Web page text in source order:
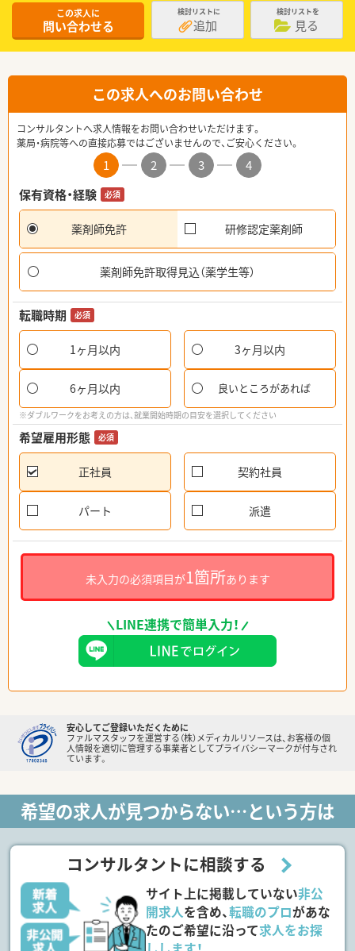
この求人に
問い合わせる
検討リストに
追加
検討リストを
見る
この求人へのお問い合わせ
コンサルタントへ求人情報をお問い合わせいただけます。
薬局・病院等への直接応募ではございませんので、ご安心ください。
1 2 3
4
保有資格・経験
必須
薬剤師免許 研修認定薬剤師
薬剤師免許取得見込（薬学生等）
転職時期 必須
1ヶ月以内 3ヶ月以内
6ヶ月以内 良いところがあれば
※ダブルワークをお考えの方は、就業開始時期の目安を選択してください
希望雇用形態 必須
正社員 契約社員
パート 派遣
未入力の必須項目が1箇所あります
LINE連携で簡単入力！
安心してご登録いただくために
ファルマスタッフを運営する（株）メディカルリソースは、お客様の個
人情報を適切に管理する事業者としてプライバシーマークが付与され
ています。
希望の求人が見つからない…という方は
コンサルタントに相談する
サイト上に掲載していない非公
開求人を含め、転職のプロがあな
たのご希望に沿って求人をお探